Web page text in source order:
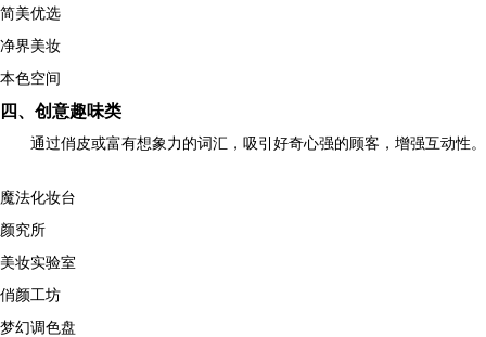
简美优选
净界美妆
本色空间
四、创意趣味类
通过俏皮或富有想象力的词汇，吸引好奇心强的顾客，增强互动性。
魔法化妆台
颜究所
美妆实验室
俏颜工坊
梦幻调色盘